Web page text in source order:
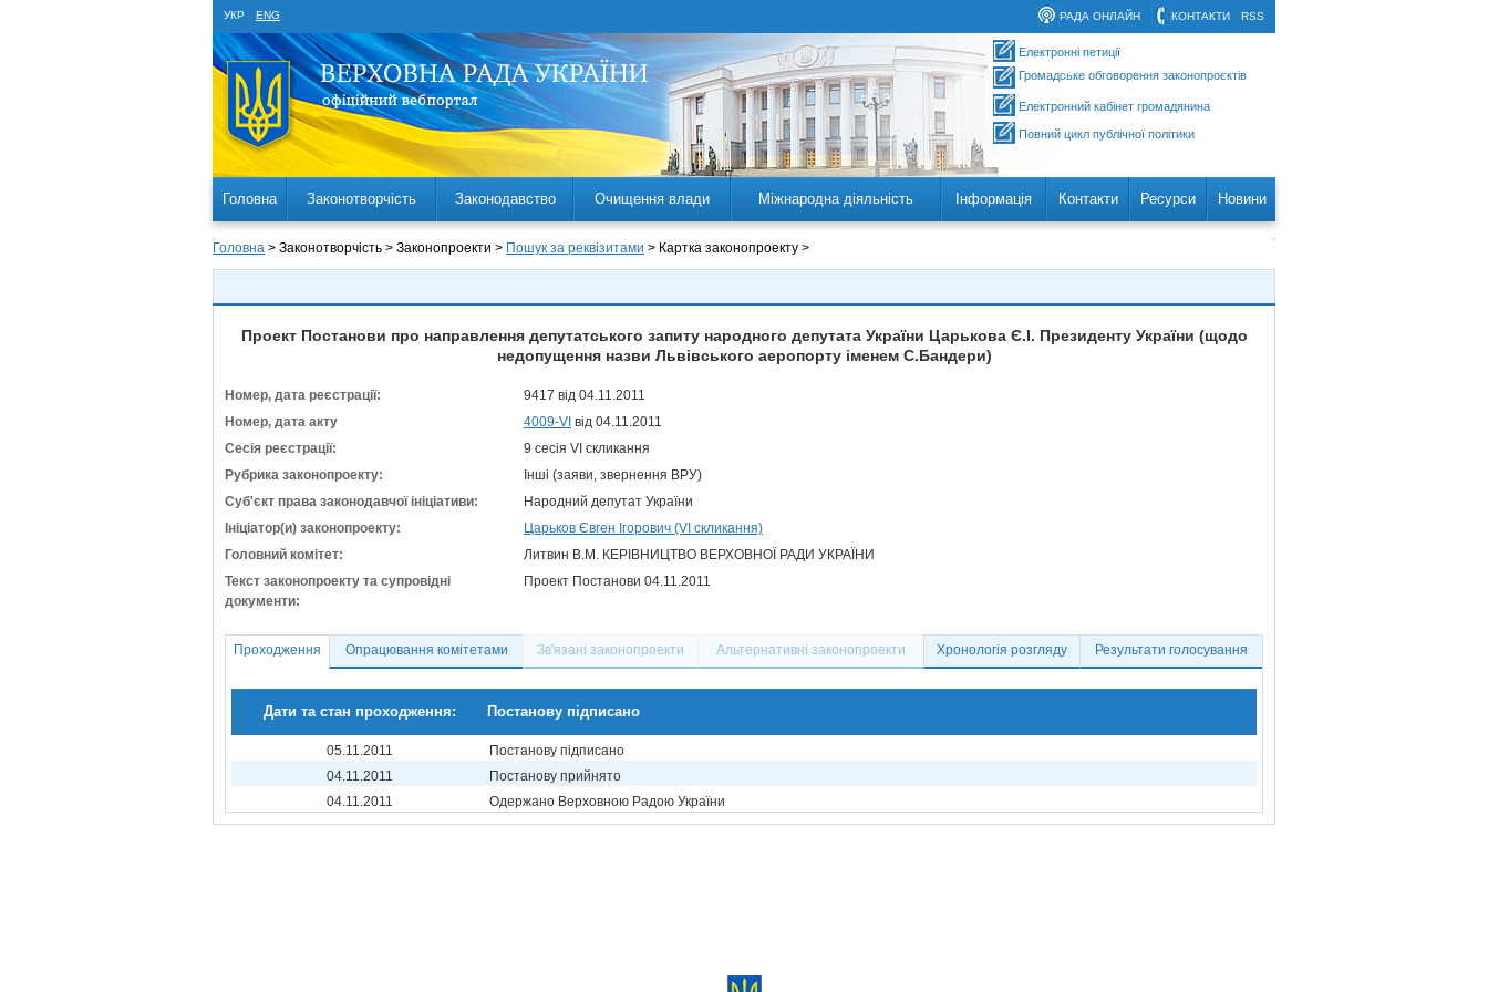
УКР ENG RSS
КОНТАКТИ
РАДА ОНЛАЙН
Електронні петиції
Громадське обговорення законопроєктів
Електронний кабінет громадянина
Повний цикл публічної політики
Головна Законотворчість Законодавство Очищення влади Міжнародна діяльність Інформація Контакти Ресурси Новини
Головна > Законотворчість > Законопроекти > Пошук за реквізитами > Картка законопроекту >
Проект Постанови про направлення депутатського запиту народного депутата України Царькова Є.І. Президенту України (щодо
недопущення назви Львівського аеропорту іменем С.Бандери)
Номер, дата реєстрації:
9417 від 04.11.2011
Номер, дата акту
4009-VI від 04.11.2011
Сесія реєстрації:
9 сесія VI скликання
Рубрика законопроекту:
Інші (заяви, звернення ВРУ)
Суб'єкт права законодавчої ініціативи:
Народний депутат України
Ініціатор(и) законопроекту:
Царьков Євген Ігорович (VI скликання)
Головний комітет:
Литвин В.М. КЕРІВНИЦТВО ВЕРХОВНОЇ РАДИ УКРАЇНИ
Текст законопроекту та супровідні
документи:
Проект Постанови 04.11.2011
Проходження Опрацювання комітетами Зв'язані законопроекти Альтернативні законопроекти Хронологія розгляду Результати голосування
Дати та стан проходження: Постанову підписано
05.11.2011
Постанову підписано
04.11.2011
Постанову прийнято
04.11.2011
Одержано Верховною Радою України